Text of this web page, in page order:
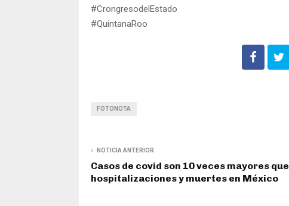
#CrongresodelEstado
#QuintanaRoo
FOTONOTA
NOTICIA ANTERIOR
Casos de covid son 10 veces mayores que
hospitalizaciones y muertes en México